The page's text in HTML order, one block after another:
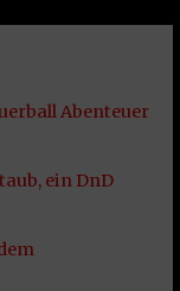
Abenteuer
ein DnD